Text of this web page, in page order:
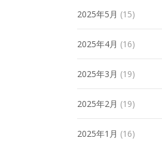
2025年5月 (15)
2025年4月 (16)
2025年3月 (19)
2025年2月 (19)
2025年1月 (16)